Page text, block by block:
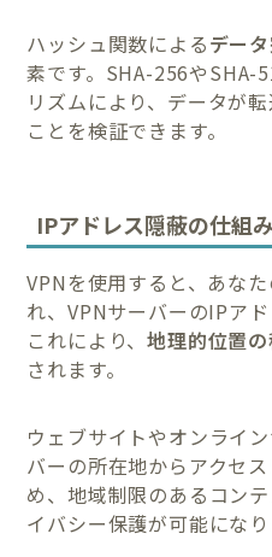
ハッシュ関数によるデー
素です。SHA-256やSHA-
リズムにより、データが
ことを検証できます。
IPアドレス隠蔽の仕組み
VPNを使用すると、あな
れ、VPNサーバーのIPア
これにより、地理的位置
されます。
ウェブサイトやオンライ
バーの所在地からアクセ
め、地域制限のあるコン
イバシー保護が可能になり